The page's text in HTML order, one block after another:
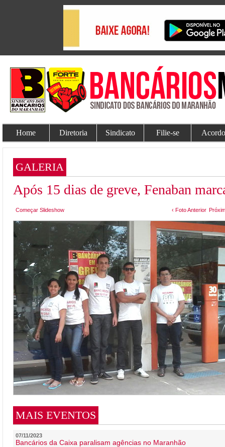
Home Diretoria Sindicato Filie-se
GALERIA
Após 15 dias de greve, Fenaban
Começar Slideshow ‹ Foto Anterior
MAIS EVENTOS
07/11/2023
Bancários da Caixa paralisam agências no Maranhão